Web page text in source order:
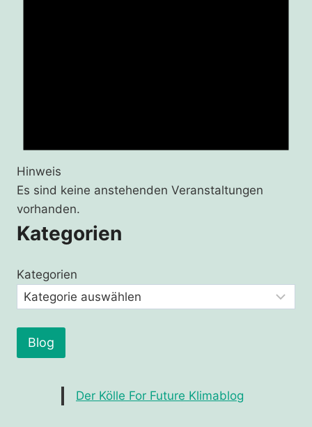
Hinweis
Es sind keine anstehenden Veranstaltungen
vorhanden.
Kategorien
Kategorien
Blog
Der Kölle For Future Klimablog